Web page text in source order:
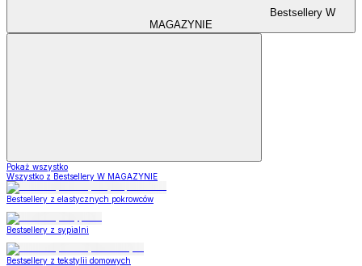
Bestsellery W
MAGAZYNIE
Pokaż wszystko
Wszystko z Bestsellery W MAGAZYNIE
Bestsellery z elastycznych pokrowców
Bestsellery z sypialni
Bestsellery z tekstylii domowych